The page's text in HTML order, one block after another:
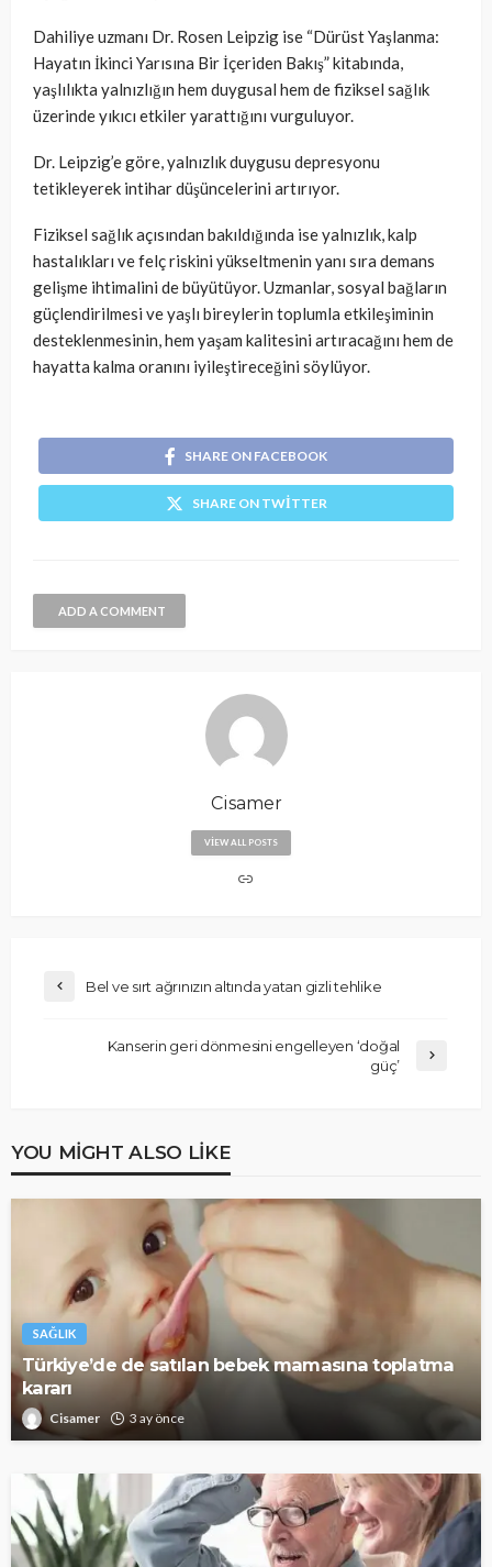
Dahiliye uzmanı Dr. Rosen Leipzig ise “Dürüst Yaşlanma:
Hayatın İkinci Yarısına Bir İçeriden Bakış” kitabında,
yaşlılıkta yalnızlığın hem duygusal hem de fiziksel sağlık
üzerinde yıkıcı etkiler yarattığını vurguluyor.
Dr. Leipzig’e göre, yalnızlık duygusu depresyonu
tetikleyerek intihar düşüncelerini artırıyor.
Fiziksel sağlık açısından bakıldığında ise yalnızlık, kalp
hastalıkları ve felç riskini yükseltmenin yanı sıra demans
gelişme ihtimalini de büyütüyor. Uzmanlar, sosyal bağların
güçlendirilmesi ve yaşlı bireylerin toplumla etkileşiminin
desteklenmesinin, hem yaşam kalitesini artıracağını hem de
hayatta kalma oranını iyileştireceğini söylüyor.
SHARE ON FACEBOOK
SHARE ON TWITTER
ADD A COMMENT
Cisamer
VIEW ALL POSTS
Bel ve sırt ağrınızın altında yatan gizli tehlike
Kanserin geri dönmesini engelleyen ‘doğal
güç’
YOU MIGHT ALSO LIKE
SAĞLIK
Türkiye’de de satılan bebek mamasına toplatma
kararı
Cisamer 3 ay önce